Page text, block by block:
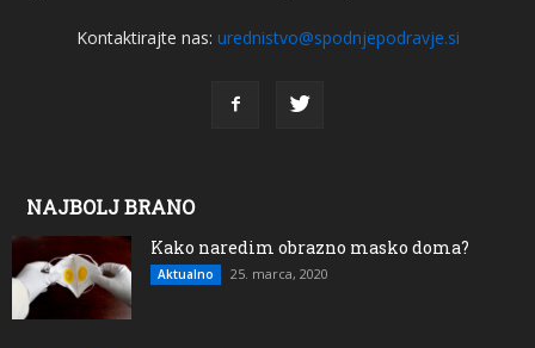
Kontaktirajte nas: urednistvo@spodnjepodravje.si
NAJBOLJ BRANO
Kako naredim obrazno masko doma?
Aktualno 25. marca, 2020